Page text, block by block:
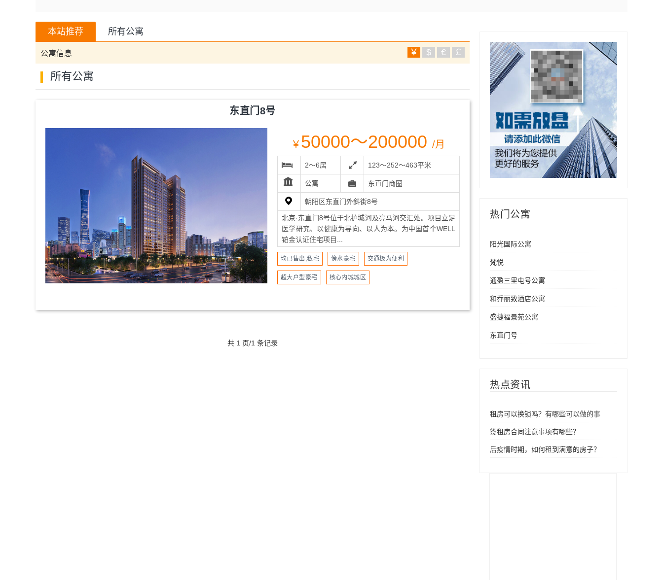
本站推荐 所有公寓
公寓信息 ￥ $ € ￡
所有公寓
东直门8号
￥ 50000～200000 /月
2～6居 123～252～463平米
公寓 东直门商圈
朝阳区东直门外斜街8号
北京·东直门8号位于北护城河及亮马河交汇处。项目立足
医学研究、以健康为导向、以人为本。为中国首个WELL
铂金认证住宅项目...
均已售出,私宅 傍水豪宅 交通极为便利
超大户型豪宅 核心内城城区
共 1 页/1 条记录
热门公寓
阳光国际公寓
梵悦
通盈三里屯号公寓
和乔丽致酒店公寓
盛捷福景苑公寓
东直门号
热点资讯
租房可以换锁吗？有哪些可以做的事
签租房合同注意事项有哪些？
后疫情时期，如何租到满意的房子？